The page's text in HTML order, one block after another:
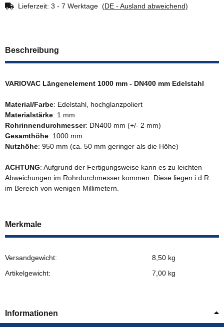
Lieferzeit: 3 - 7 Werktage (DE - Ausland abweichend)
Beschreibung
VARIOVAC Längenelement 1000 mm - DN400 mm Edelstahl
Material/Farbe: Edelstahl, hochglanzpoliert
Materialstärke: 1 mm
Rohrinnendurchmesser: DN400 mm (+/- 2 mm)
Gesamthöhe: 1000 mm
Nutzhöhe: 950 mm (ca. 50 mm geringer als die Höhe)
ACHTUNG: Aufgrund der Fertigungsweise kann es zu leichten
Abweichungen im Rohrdurchmesser kommen. Diese liegen i.d.R.
im Bereich von wenigen Millimetern.
Merkmale
Versandgewicht:
8,50 kg
Artikelgewicht:
7,00 kg
Informationen